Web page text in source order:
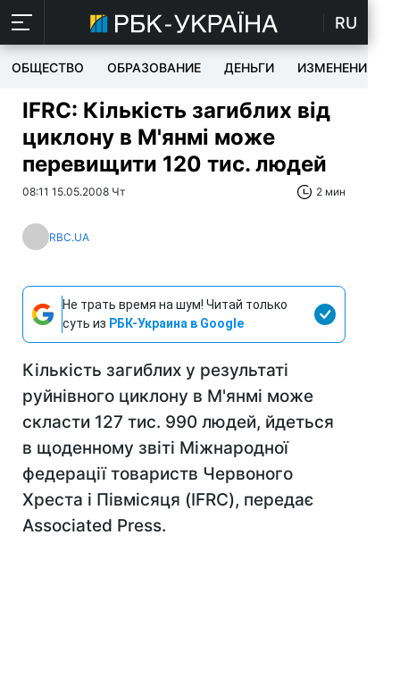
RU
ОБЩЕСТВО ОБРАЗОВАНИЕ ДЕНЬГИ ИЗМЕНЕНИЯ
IFRC: Кількість загиблих від
циклону в М'янмі може
перевищити 120 тис. людей
08:11 15.05.2008 Чт 2 мин
RBC.UA
Не трать время на шум! Читай только
суть из РБК-Украина в Google
Кількість загиблих у результаті
руйнівного циклону в М'янмі може
скласти 127 тис. 990 людей, йдеться
в щоденному звіті Міжнародної
федерації товариств Червоного
Хреста і Півмісяця (IFRC), передає
Associated Press.